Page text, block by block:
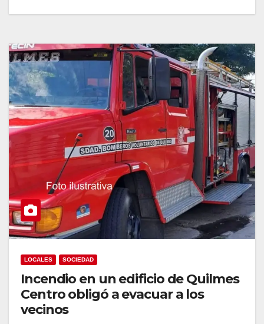
LOCALES SOCIEDAD
Incendio en un edificio de Quilmes
Centro obligó a evacuar a los
vecinos